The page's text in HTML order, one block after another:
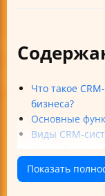
Что такое
бизнеса?
Основные
Виды CRM-
советы
Практическое
Показать